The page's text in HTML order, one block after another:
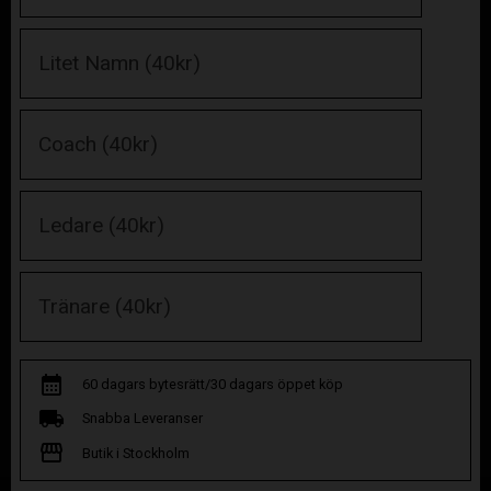
60 dagars bytesrätt/30 dagars öppet köp
Snabba Leveranser
Butik i Stockholm